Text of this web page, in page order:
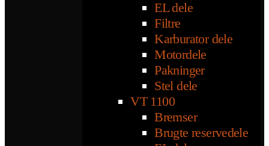
EL dele
Filtre
Karburator dele
Motordele
Pakninger
Stel dele
VT 1100
Bremser
Brugte reservedele